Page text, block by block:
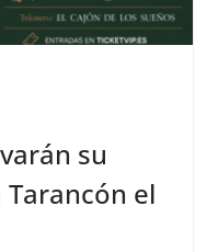
su
el